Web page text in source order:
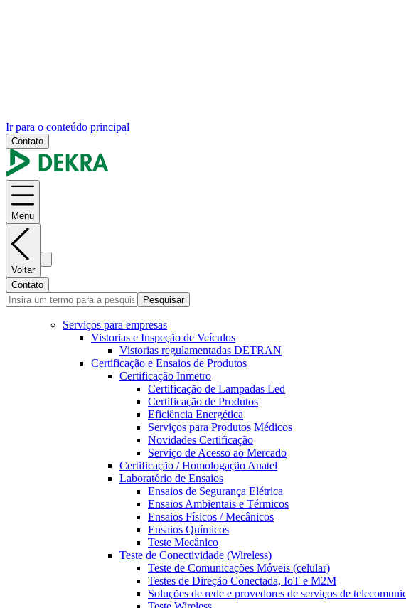
Ir para o conteúdo principal
Contato
Menu
Voltar
Contato
Pesquisar
Serviços para empresas
Vistorias e Inspeção de Veículos
Vistorias regulamentadas DETRAN
Certificação e Ensaios de Produtos
Certificação Inmetro
Certificação de Lampadas Led
Certificação de Produtos
Eficiência Energética
Serviços para Produtos Médicos
Novidades Certificação
Serviço de Acesso ao Mercado
Certificação / Homologação Anatel
Laboratório de Ensaios
Ensaios de Segurança Elétrica
Ensaios Ambientais e Térmicos
Ensaios Físicos / Mecânicos
Ensaios Químicos
Teste Mecânico
Teste de Conectividade (Wireless)
Teste de Comunicações Móveis (celular)
Testes de Direção Conectada, IoT e M2M
Soluções de rede e provedores de serviços de